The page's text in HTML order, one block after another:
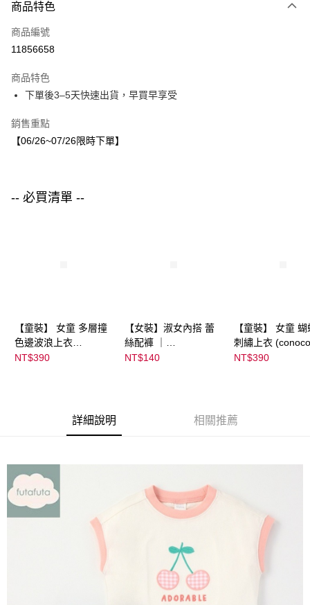
Apple Pay
街口支付
運送方式
每筆NT$80，滿NT$1,500(含以上)免運費
宅配
商品特色
商品編號
11856658
商品特色
下單後3–5天快速出貨，早買早享受
銷售重點
【06/26~07/26限時下單】
-- 必買清單 --
【童裝】 女童 多層撞
色邊波浪上衣
(futafuta) ｜
NT$390
【女裝】淑女內搭 蕾
絲配褲 ｜
04303C05372000002
NT$140
【童裝】 女童
刺繡上衣
NT$390
詳細說明 相關推薦